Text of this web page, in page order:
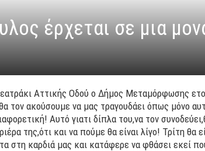
έρχεται σε μια
Αττικής Οδού ο Δήμος Μεταμόρφωσης
τον ακούσουμε να μας τραγουδάει όπως μόνο
Αυτό γιατι δίπλα του,να τον
της,ότι και να πούμε θα είναι λίγο! Τρίτη
στη καρδιά μας και κατάφερε να φθάσει εκεί